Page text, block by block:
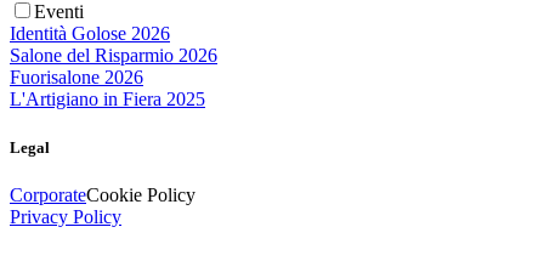
Eventi
Identità Golose 2026
Salone del Risparmio 2026
Fuorisalone 2026
L'Artigiano in Fiera 2025
Legal
CorporateCookie Policy
Privacy Policy